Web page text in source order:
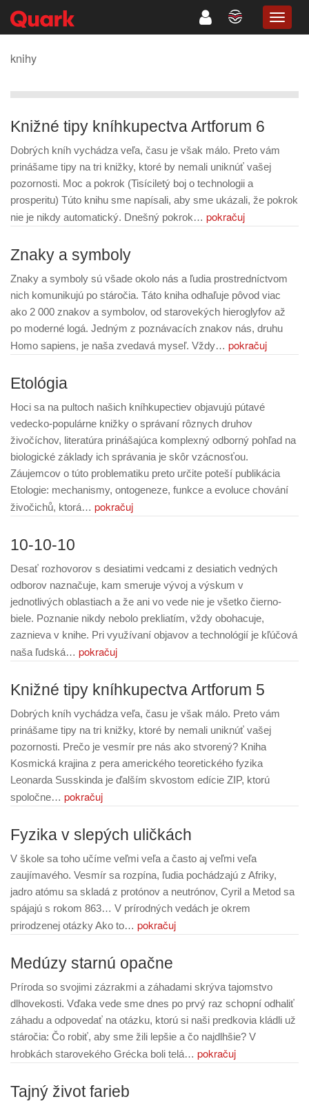
knihy
Knižné tipy kníhkupectva Artforum 6
Dobrých kníh vychádza veľa, času je však málo. Preto vám
prinášame tipy na tri knižky, ktoré by nemali uniknúť vašej
pozornosti. Moc a pokrok (Tisíciletý boj o technologii a
prosperitu) Túto knihu sme napísali, aby sme ukázali, že pokrok
nie je nikdy automatický. Dnešný pokrok… pokračuj
Znaky a symboly
Znaky a symboly sú všade okolo nás a ľudia prostredníctvom
nich komunikujú po stáročia. Táto kniha odhaľuje pôvod viac
ako 2 000 znakov a symbolov, od starovekých hieroglyfov až
po moderné logá. Jedným z poznávacích znakov nás, druhu
Homo sapiens, je naša zvedavá myseľ. Vždy… pokračuj
Etológia
Hoci sa na pultoch našich kníhkupectiev objavujú pútavé
vedecko-populárne knižky o správaní rôznych druhov
živočíchov, literatúra prinášajúca komplexný odborný pohľad na
biologické základy ich správania je skôr vzácnosťou.
Záujemcov o túto problematiku preto určite poteší publikácia
Etologie: mechanismy, ontogeneze, funkce a evoluce chování
živočichů, ktorá… pokračuj
10-10-10
Desať rozhovorov s desiatimi vedcami z desiatich vedných
odborov naznačuje, kam smeruje vývoj a výskum v
jednotlivých oblastiach a že ani vo vede nie je všetko čierno-
biele. Poznanie nikdy nebolo prekliatím, vždy obohacuje,
zaznieva v knihe. Pri využívaní objavov a technológií je kľúčová
naša ľudská… pokračuj
Knižné tipy kníhkupectva Artforum 5
Dobrých kníh vychádza veľa, času je však málo. Preto vám
prinášame tipy na tri knižky, ktoré by nemali uniknúť vašej
pozornosti. Prečo je vesmír pre nás ako stvorený? Kniha
Kosmická krajina z pera amerického teoretického fyzika
Leonarda Susskinda je ďalším skvostom edície ZIP, ktorú
spoločne… pokračuj
Fyzika v slepých uličkách
V škole sa toho učíme veľmi veľa a často aj veľmi veľa
zaujímavého. Vesmír sa rozpína, ľudia pochádzajú z Afriky,
jadro atómu sa skladá z protónov a neutrónov, Cyril a Metod sa
spájajú s rokom 863… V prírodných vedách je okrem
prirodzenej otázky Ako to… pokračuj
Medúzy starnú opačne
Príroda so svojimi zázrakmi a záhadami skrýva tajomstvo
dlhovekosti. Vďaka vede sme dnes po prvý raz schopní odhaliť
záhadu a odpovedať na otázku, ktorú si naši predkovia kládli už
stáročia: Čo robiť, aby sme žili lepšie a čo najdlhšie? V
hrobkách starovekého Grécka boli telá… pokračuj
Tajný život farieb